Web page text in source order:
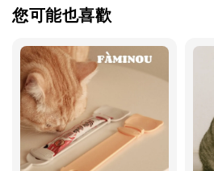
您可能也喜歡